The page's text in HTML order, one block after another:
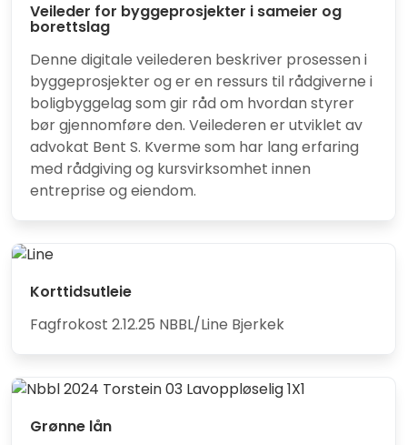
Veileder for byggeprosjekter i sameier og
borettslag
Denne digitale veilederen beskriver prosessen i
byggeprosjekter og er en ressurs til rådgiverne i
boligbyggelag som gir råd om hvordan styrer
bør gjennomføre den. Veilederen er utviklet av
advokat Bent S. Kverme som har lang erfaring
med rådgiving og kursvirksomhet innen
entreprise og eiendom.
Korttidsutleie
Fagfrokost 2.12.25 NBBL/Line Bjerkek
Grønne lån